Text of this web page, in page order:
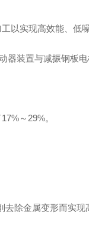
以实现高效能、低噪
器装置与减振钢板电
～29%。
除金属变形而实现